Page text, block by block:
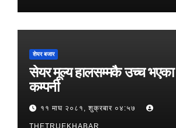
शेयर बजार
सेयर मूल्य हालसम्मकै उच्च भएका
कम्पनी
११ माघ २०८१, शुक्रबार ०४:५७